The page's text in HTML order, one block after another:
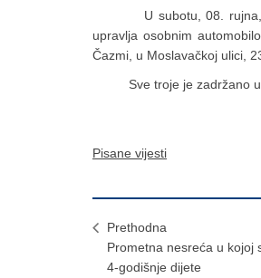
U subotu, 08. rujna, u
upravlja osobnim
Čazmi, u Moslavačkoj ulici,
Sve troje je zadržano u
Pisane vijesti
Prethodna
Prometna nesreća u kojoj
4-godišnje dijete